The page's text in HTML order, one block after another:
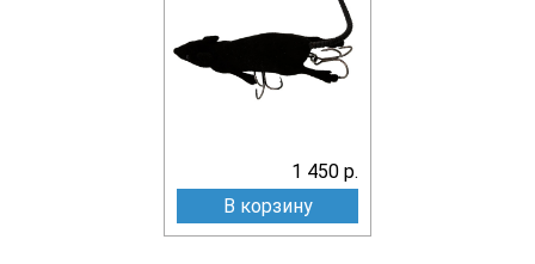
1 450 р.
В корзину